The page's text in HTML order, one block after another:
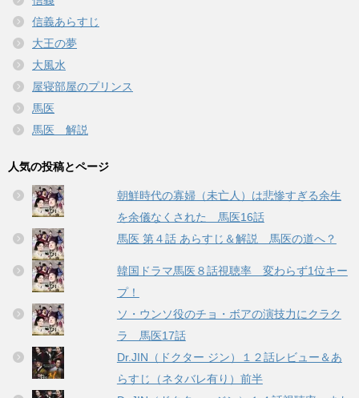
信義あらすじ
大王の夢
大風水
屋寝部屋のプリンス
馬医
馬医 解説
人気の投稿とページ
朝鮮時代の寡婦（未亡人）は悲惨すぎる余生
を余儀なくされた 馬医16話
馬医 第４話 あらすじ＆解説 馬医の道へ？
韓国ドラマ馬医８話視聴率 変わらず1位キー
プ！
ソ・ウンソ役のチョ・ボアの演技力にクラク
ラ 馬医17話
Dr.JIN（ドクター ジン）１２話レビュー＆あ
らすじ（ネタバレ有り）前半